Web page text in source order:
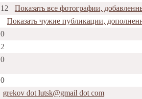
12
Показать все фотографии,
Показать чужие публикации,
0
2
0
0
grekov dot lutsk@gmail dot com